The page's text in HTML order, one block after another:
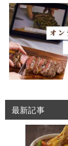
最新記事